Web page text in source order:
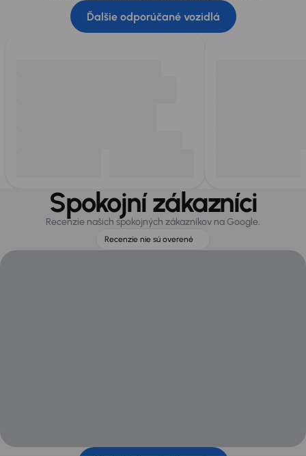
Ďalšie odporúčané vozidlá
Spokojní zákazníci
Recenzie našich spokojných zákazníkov na Google.
Recenzie nie sú overené